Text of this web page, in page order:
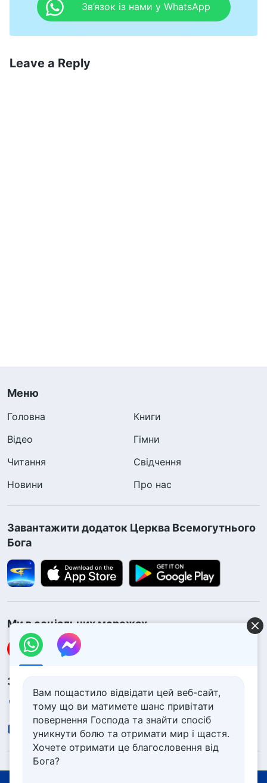
Зв’язок із нами у WhatsApp
Leave a Reply
Меню
Головна
Книги
Відео
Гімни
Читання
Свідчення
Новини
Про нас
Завантажити додаток Церква Всемогутнього
Бога
Ми в соціальних мережах
Зв’язок із нами
+380-96-091-7709
contact.uk@godfootsteps.org
Вам пощастило відвідати цей веб-сайт,
тому що ви матимете шанс привітати
повернення Господа та знайти спосіб
уникнути болю та отримати мир і щастя.
Хочете отримати це благословення від
Бога?